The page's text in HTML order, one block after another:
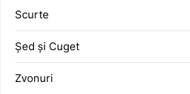
Scurte
Șed și Cuget
Zvonuri